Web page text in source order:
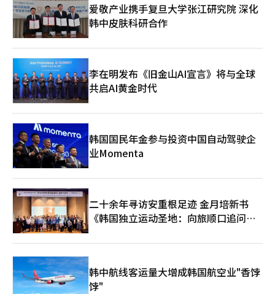
爱敬产业携手复旦大学张江研究院 深化
韩中皮肤科研合作
李在明发布《旧金山AI宣言》将与全球
共启AI黄金时代
韩国国民年金参与投资中国自动驾驶企
业Momenta
二十余年寻访安重根足迹 金月培新书
《韩国独立运动圣地：向旅顺口追问历
韩中航线客运量大增成韩国航空业"香饽
饽"